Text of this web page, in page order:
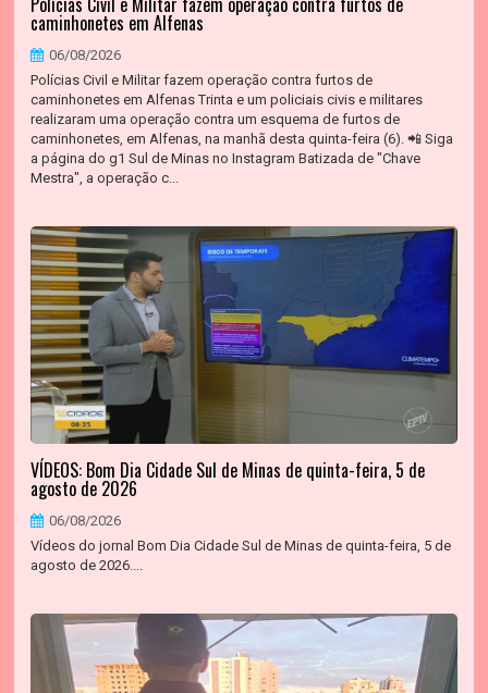
caminhonetes em Alfenas
06/08/2026
Polícias Civil e Militar fazem operação contra furtos de
caminhonetes em Alfenas Trinta e um policiais civis e militares
realizaram uma operação contra um esquema de furtos de
caminhonetes, em Alfenas, na manhã desta quinta-feira (6). 📲 Siga
a página do g1 Sul de Minas no Instagram Batizada de "Chave
Mestra", a operação c...
VÍDEOS: Bom Dia Cidade Sul de Minas de quinta-feira, 5 de
agosto de 2026
06/08/2026
Vídeos do jornal Bom Dia Cidade Sul de Minas de quinta-feira, 5 de
agosto de 2026....